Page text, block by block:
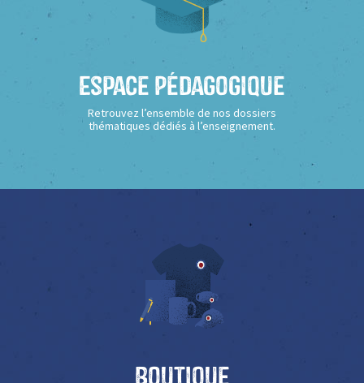
Espace Pédagogique
Retrouvez l’ensemble de nos dossiers
thématiques dédiés à l’enseignement.
Boutique